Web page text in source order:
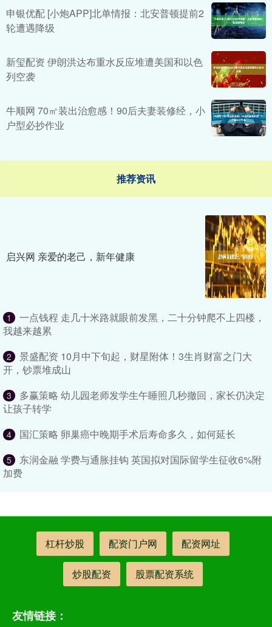
申银优配 [小炮APP]北单情报：北安普顿提前2
轮遭遇降级
新玺配资 伊朗洪达布重水反应堆遭美国和以色
列空袭
牛顺网 70㎡装出治愈感！90后夫妻装修经，小
户型必抄作业
推荐资讯
启兴网 亲爱的老己，新年健康
1
一点钱程 走几十米路就眼前发黑，二十分钟爬不上四楼，
我越来越累
2
景盛配资 10月中下旬起，财星附体！3生肖财富之门大
开，钞票堆成山
3
多赢策略 幼儿园老师发学生午睡照几秒撤回，家长仍决定
让孩子转学
4 国汇策略 卵巢癌中晚期手术后寿命多久，如何延长
5
东润金融 学费与通胀挂钩 英国拟对国际留学生征收6%附
加费
杠杆炒股 配资门户网 配资网址
炒股配资 股票配资系统
友情链接：